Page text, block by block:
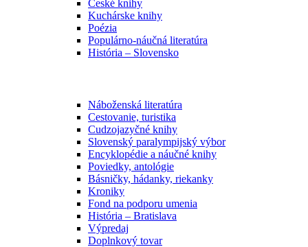
České knihy
Kuchárske knihy
Poézia
Populárno-náučná literatúra
História – Slovensko
Náboženská literatúra
Cestovanie, turistika
Cudzojazyčné knihy
Slovenský paralympijský výbor
Encyklopédie a náučné knihy
Poviedky, antológie
Básničky, hádanky, riekanky
Kroniky
Fond na podporu umenia
História – Bratislava
Výpredaj
Doplnkový tovar